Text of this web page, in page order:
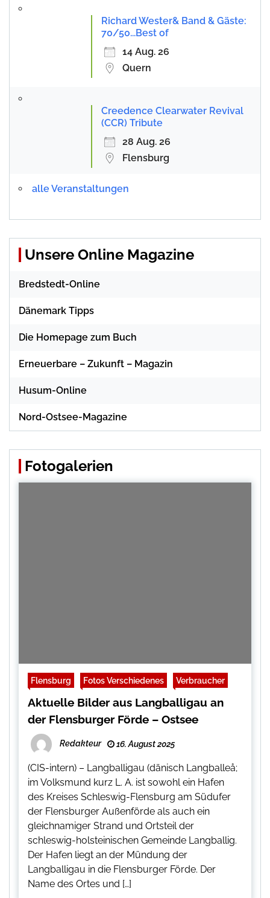
Richard Wester& Band & Gäste:
70/50...Best of
14 Aug. 26
Quern
Creedence Clearwater Revival
(CCR) Tribute
28 Aug. 26
Flensburg
alle Veranstaltungen
Unsere Online Magazine
Bredstedt-Online
Dänemark Tipps
Die Homepage zum Buch
Erneuerbare – Zukunft – Magazin
Husum-Online
Nord-Ostsee-Magazine
Fotogalerien
Flensburg Fotos Verschiedenes Verbraucher
Aktuelle Bilder aus Langballigau an
der Flensburger Förde – Ostsee
Redakteur 16. August 2025
(CIS-intern) – Langballigau (dänisch Langballeå;
im Volksmund kurz L. A. ist sowohl ein Hafen
des Kreises Schleswig-Flensburg am Südufer
der Flensburger Außenförde als auch ein
gleichnamiger Strand und Ortsteil der
schleswig-holsteinischen Gemeinde Langballig.
Der Hafen liegt an der Mündung der
Langballigau in die Flensburger Förde. Der
Name des Ortes und […]